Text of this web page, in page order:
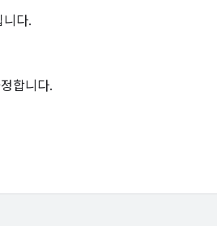
다.
합니다.